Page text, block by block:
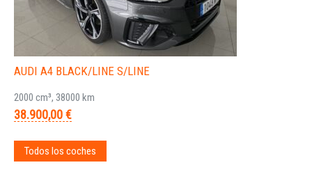
AUDI A4 BLACK/LINE S/LINE
2000 cm³, 38000 km
38.900,00 €
Todos los coches